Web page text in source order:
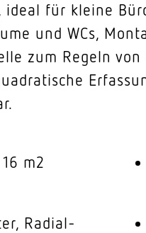
für kleine
und WCs,
zum Regeln
m2
Radial-